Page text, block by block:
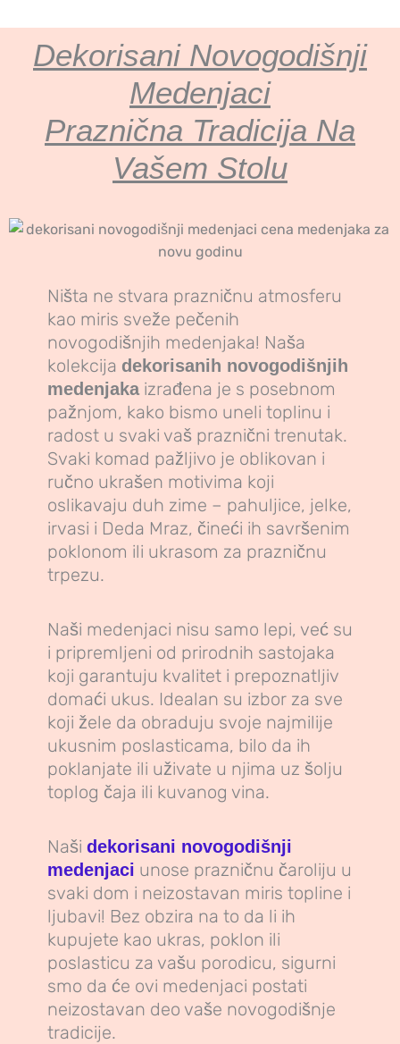
Dekorisani Novogodišnji
Medenjaci
Praznična Tradicija Na
Vašem Stolu
Ništa ne stvara prazničnu atmosferu
kao miris sveže pečenih
novogodišnjih medenjaka! Naša
kolekcija dekorisanih novogodišnjih
medenjakaizrađena je s posebnom
pažnjom, kako bismo uneli toplinu i
radost u svaki vaš praznični trenutak.
Svaki komad pažljivo je oblikovan i
ručno ukrašen motivima koji
oslikavaju duh zime – pahuljice, jelke,
irvasi i Deda Mraz, čineći ih savršenim
poklonom ili ukrasom za prazničnu
trpezu.
Naši medenjaci nisu samo lepi, već su
i pripremljeni od prirodnih sastojaka
koji garantuju kvalitet i prepoznatljiv
domaći ukus. Idealan su izbor za sve
koji žele da obraduju svoje najmilije
ukusnim poslasticama, bilo da ih
poklanjate ili uživate u njima uz šolju
toplog čaja ili kuvanog vina.
Naši dekorisani novogodišnji
medenjaci unose prazničnu čaroliju u
svaki dom i neizostavan miris topline i
ljubavi! Bez obzira na to da li ih
kupujete kao ukras, poklon ili
poslasticu za vašu porodicu, sigurni
smo da će ovi medenjaci postati
neizostavan deo vaše novogodišnje
tradicije.